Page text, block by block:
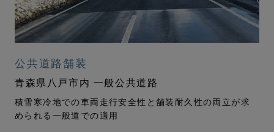
公共道路舗装
青森県八戸市内 一般公共道路
積雪寒冷地での車両走行安全性と 舗装耐久性の両立が求
められる一般道での適用